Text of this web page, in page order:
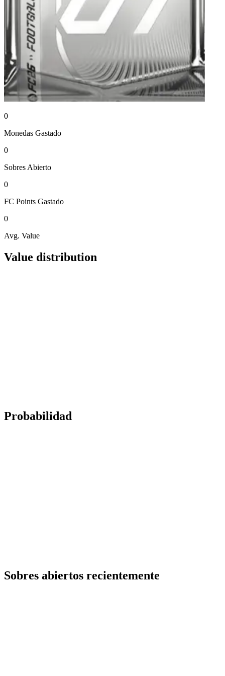
0
Monedas Gastado
0
Sobres Abierto
0
FC Points Gastado
0
Avg. Value
Value distribution
Probabilidad
Sobres abiertos recientemente